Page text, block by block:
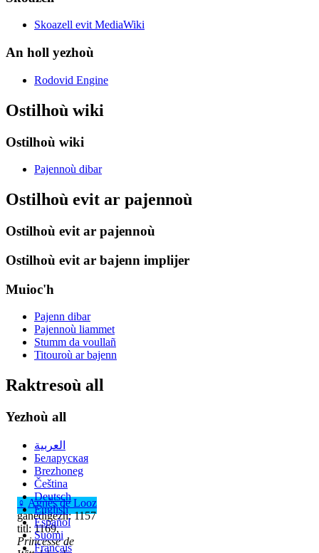
♀ Agnès de Looz
ganedigezh: 1157
titl: 1169,
Princesse de
Skoazell evit MediaWiki
An holl yezhoù
Rodovid Engine
Ostilhoù wiki
Ostilhoù wiki
Pajennoù dibar
Ostilhoù evit ar pajennoù
Ostilhoù evit ar pajennoù
Ostilhoù evit ar bajenn implijer
Muioc'h
Pajenn dibar
Pajennoù liammet
Stumm da voullañ
Titouroù ar bajenn
Raktresoù all
Yezhoù all
العربية
Беларуская
Brezhoneg
Čeština
Deutsch
English
Español
Suomi
Français